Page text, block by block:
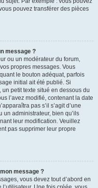
pouvez transférer des pièces
message ?
ou un modérateur du forum,
propres messages. Vous
le bouton adéquat, parfois
initial ait été publié. Si
petit texte situé en dessous du
l’avez modifié, contenant la date
pas s’il s’agit d’une
un administrateur, bien qu’ils
leur modification. Veuillez
pas supprimer leur propre
message ?
vous devez tout d’abord en